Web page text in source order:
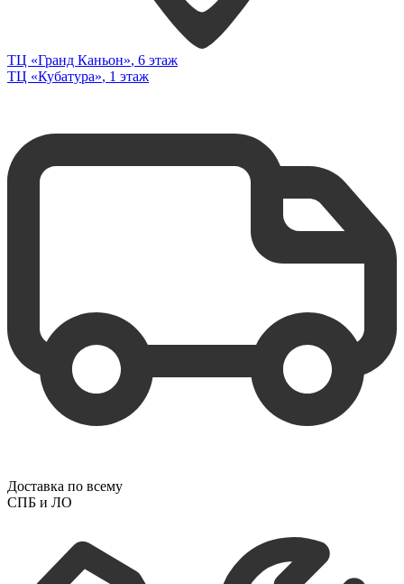
ТЦ «Гранд Каньон», 6 этаж
ТЦ «Кубатура», 1 этаж
Доставка по всему
СПБ и ЛО